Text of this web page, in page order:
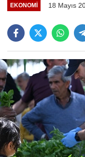
EKONOMİ 18 Mayıs